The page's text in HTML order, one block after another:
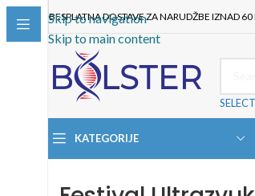
Skip to navigation
Skip to main content
BESPLATNA DOSTAVE ZA NARUDŽBE IZNAD 60
KATEGORIJE